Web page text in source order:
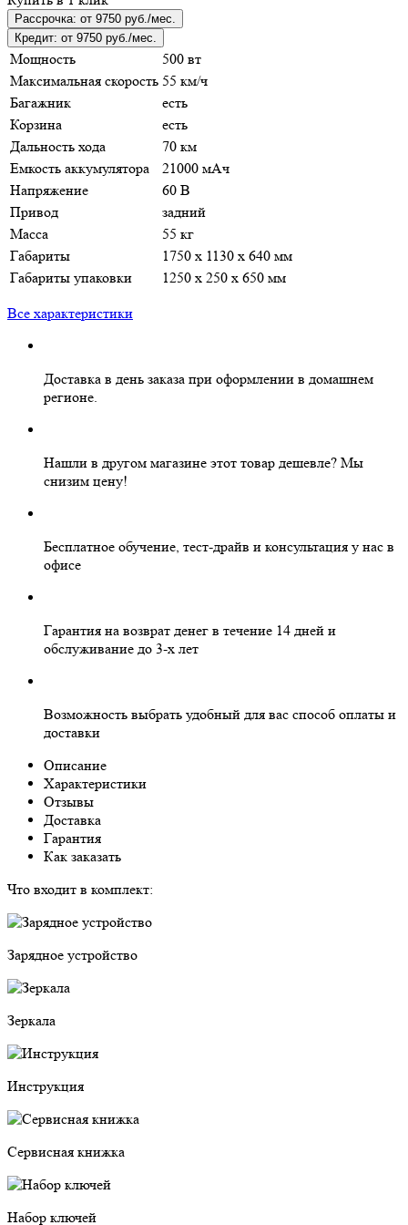
Рассрочка: от 9750 руб./мес.
Кредит: от 9750 руб./мес.
Мощность
500 вт
Максимальная скорость 55 км/ч
Багажник
есть
Корзина
есть
Дальность хода
70 км
Емкость аккумулятора
21000 мАч
Напряжение
60 В
Привод
задний
Масса
55 кг
Габариты
1750 x 1130 x 640 мм
Габариты упаковки
1250 x 250 x 650 мм
Все характеристики
Доставка в день заказа при оформлении в домашнем
регионе.
Нашли в другом магазине этот товар дешевле? Мы
снизим цену!
Бесплатное обучение, тест-драйв и консультация у нас в
офисе
Гарантия на возврат денег в течение 14 дней и
обслуживание до 3-х лет
Возможность выбрать удобный для вас способ оплаты и
доставки
Описание
Характеристики
Отзывы
Доставка
Гарантия
Как заказать
Что входит в комплект:
Зарядное устройство
Зеркала
Инструкция
Сервисная книжка
Набор ключей